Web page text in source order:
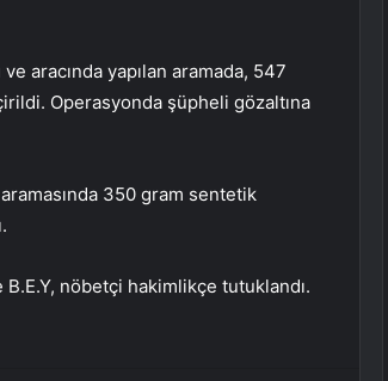
aracında yapılan aramada, 547
Operasyonda şüpheli gözaltına
350 gram sentetik
nöbetçi hakimlikçe tutuklandı.